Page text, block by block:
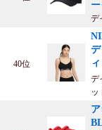
デ
40位
デ
ッ